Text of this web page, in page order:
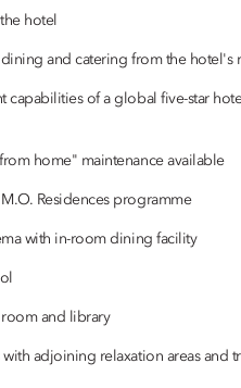
hotel
and catering from the hotel's
capabilities of a global five-star
home" maintenance available
Residences programme
with in-room dining facility
room and library
with adjoining relaxation areas and